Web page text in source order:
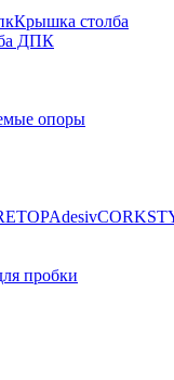
Крышка столба
ДПК
опоры
Adesiv
пробки